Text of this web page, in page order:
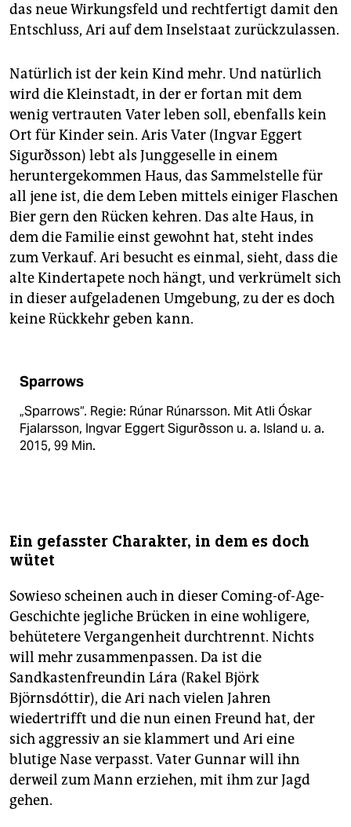
das neue Wirkungsfeld und rechtfertigt damit den
Entschluss, Ari auf dem Inselstaat zurückzulassen.
Natürlich ist der kein Kind mehr. Und natürlich
wird die Kleinstadt, in der er fortan mit dem
wenig vertrauten Vater leben soll, ebenfalls kein
Ort für Kinder sein. Aris Vater (Ingvar Eggert
Sigurðsson) lebt als Junggeselle in einem
heruntergekommen Haus, das Sammelstelle für
all jene ist, die dem Leben mittels einiger Flaschen
Bier gern den Rücken kehren. Das alte Haus, in
dem die Familie einst gewohnt hat, steht indes
zum Verkauf. Ari besucht es einmal, sieht, dass die
alte Kindertapete noch hängt, und verkrümelt sich
in dieser aufgeladenen Umgebung, zu der es doch
keine Rückkehr geben kann.
Sparrows
„Sparrows“. Regie: Rúnar Rúnarsson. Mit Atli Óskar
Fjalarsson, Ingvar Eggert Sigurðsson u. a. Island u. a.
2015, 99 Min.
Ein gefasster Charakter, in dem es doch
wütet
Sowieso scheinen auch in dieser Coming-of-Age-
Geschichte jegliche Brücken in eine wohligere,
behütetere Vergangenheit durchtrennt. Nichts
will mehr zusammenpassen. Da ist die
Sandkastenfreundin Lára (Rakel Björk
Björnsdóttir), die Ari nach vielen Jahren
wiedertrifft und die nun einen Freund hat, der
sich aggressiv an sie klammert und Ari eine
blutige Nase verpasst. Vater Gunnar will ihn
derweil zum Mann erziehen, mit ihm zur Jagd
gehen.